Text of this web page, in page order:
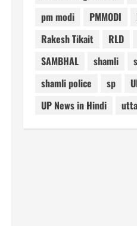
pm modi
PMMODI
Rakesh Tikait
RLD
SAMBHAL
shamli
shamli police
sp
UP News in Hindi